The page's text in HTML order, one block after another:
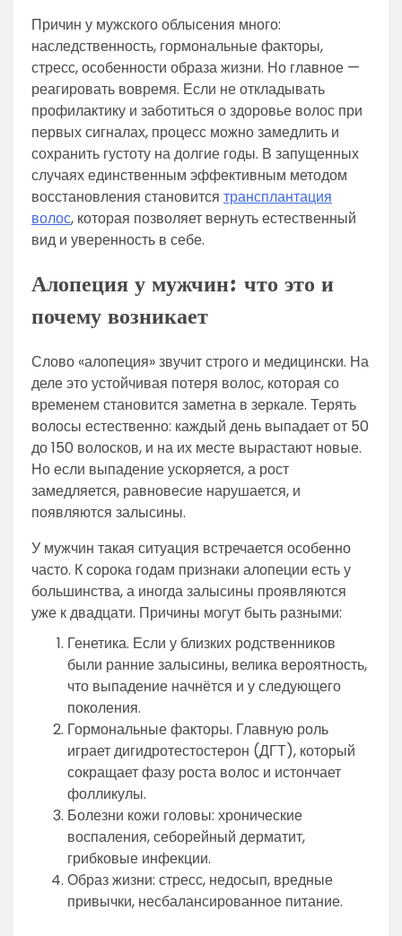
Причин у мужского облысения много:
наследственность, гормональные факторы,
стресс, особенности образа жизни. Но главное —
реагировать вовремя. Если не откладывать
профилактику и заботиться о здоровье волос при
первых сигналах, процесс можно замедлить и
сохранить густоту на долгие годы. В запущенных
случаях единственным эффективным методом
восстановления становится трансплантация
волос, которая позволяет вернуть естественный
вид и уверенность в себе.
Алопеция у мужчин: что это и
почему возникает
Слово «алопеция» звучит строго и медицински. На
деле это устойчивая потеря волос, которая со
временем становится заметна в зеркале. Терять
волосы естественно: каждый день выпадает от 50
до 150 волосков, и на их месте вырастают новые.
Но если выпадение ускоряется, а рост
замедляется, равновесие нарушается, и
появляются залысины.
У мужчин такая ситуация встречается особенно
часто. К сорока годам признаки алопеции есть у
большинства, а иногда залысины проявляются
уже к двадцати. Причины могут быть разными:
Генетика. Если у близких родственников
были ранние залысины, велика вероятность,
что выпадение начнётся и у следующего
поколения.
Гормональные факторы. Главную роль
играет дигидротестостерон (ДГТ), который
сокращает фазу роста волос и истончает
фолликулы.
Болезни кожи головы: хронические
воспаления, себорейный дерматит,
грибковые инфекции.
Образ жизни: стресс, недосып, вредные
привычки, несбалансированное питание.